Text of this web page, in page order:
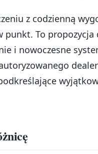
z codzienną
punkt. To
i nowoczesne